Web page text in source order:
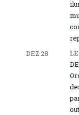
DEZ 28